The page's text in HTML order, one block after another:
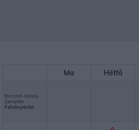
Ma Hétfő
Borsod-Abaúj-
Zemplén -
Felsőnyárád